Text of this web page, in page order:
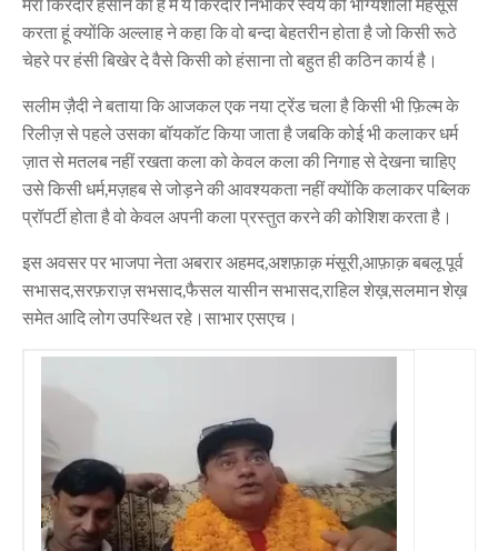
करता हूं क्योंकि अल्लाह ने कहा कि वो बन्दा बेहतरीन होता है जो किसी रूठे
चेहरे पर हंसी बिखेर दे वैसे किसी को हंसाना तो बहुत ही कठिन कार्य है।
सलीम ज़ैदी ने बताया कि आजकल एक नया ट्रेंड चला है किसी भी फ़िल्म के
रिलीज़ से पहले उसका बॉयकॉट किया जाता है जबकि कोई भी कलाकर धर्म
ज़ात से मतलब नहीं रखता कला को केवल कला की निगाह से देखना चाहिए
उसे किसी धर्म,मज़हब से जोड़ने की आवश्यकता नहीं क्योंकि कलाकर पब्लिक
प्रॉपर्टी होता है वो केवल अपनी कला प्रस्तुत करने की कोशिश करता है।
इस अवसर पर भाजपा नेता अबरार अहमद,अशफ़ाक़ मंसूरी,आफ़ाक़ बबलू पूर्व
सभासद,सरफ़राज़ सभसाद,फैसल यासीन सभासद,राहिल शेख़,सलमान शेख़
समेत आदि लोग उपस्थित रहे।साभार एसएच।